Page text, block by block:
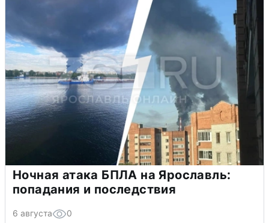
Ночная атака БПЛА на Ярославль:
попадания и последствия
6 августа 0